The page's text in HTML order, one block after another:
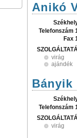
Anikó
Telefonszám
Fax
virág
ajándék
Bányik
Telefonszám
virág